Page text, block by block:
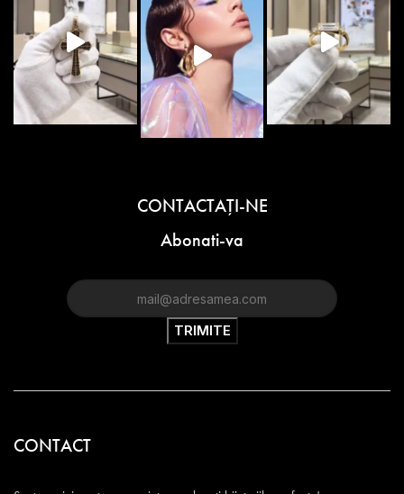
CONTACTAŢI-NE
Abonati-va
CONTACT